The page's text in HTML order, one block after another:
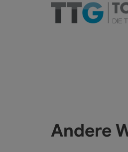
Andere